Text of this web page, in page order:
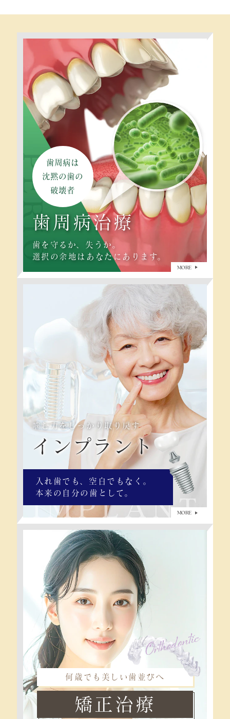
歯周病は
沈黙の歯の
破壊者
歯周病治療
歯を守るか、失うか。
選択の余地はあなたにあります。
MORE
噛む力をしっかり取り戻す
インプラント
入れ歯でも、空白でもなく。
本来の自分の歯として。
MORE
何歳でも美しい歯並びへ
矯正治療